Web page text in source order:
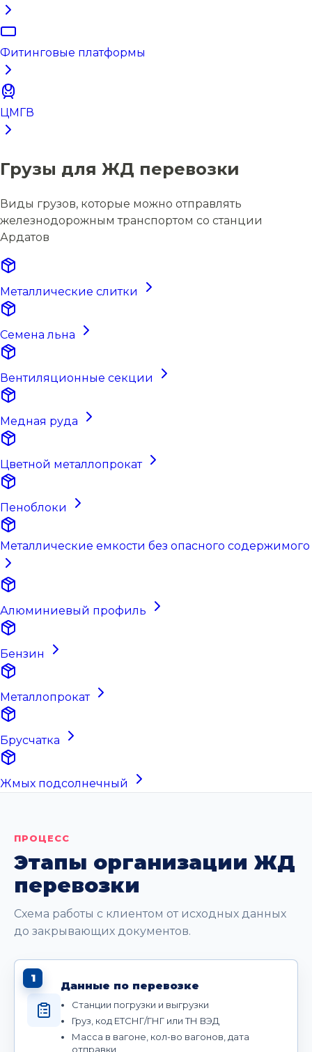
Фитинговые платформы
ЦМГВ
Грузы для ЖД перевозки
Виды грузов, которые можно отправлять
железнодорожным транспортом со станции
Ардатов
Металлические слитки
Семена льна
Вентиляционные секции
Медная руда
Цветной металлопрокат
Пеноблоки
Металлические емкости без опасного содержимого
Алюминиевый профиль
Бензин
Металлопрокат
Брусчатка
Жмых подсолнечный
ПРОЦЕСС
Этапы организации ЖД
перевозки
Схема работы с клиентом от исходных данных
до закрывающих документов.
1
Данные по перевозке
Станции погрузки и выгрузки
Груз, код ЕТСНГ/ГНГ или ТН ВЭД
Масса в вагоне, кол-во вагонов, дата
отправки